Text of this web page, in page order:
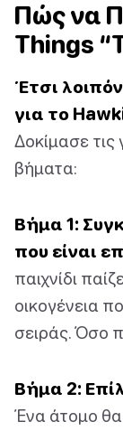
Πώς να
Things
Έτσι
για το
Δοκίμασε
βήματα:
Βήμα 1:
που είναι
παιχνίδι
οικογένεια
σειράς. Όσο
Βήμα 2:
Ένα άτομο θα